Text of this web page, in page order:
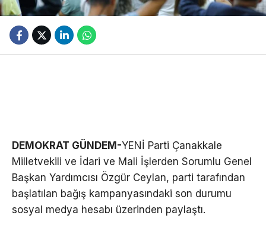
DEMOKRAT GÜNDEM-YENİ Parti Çanakkale
Milletvekili ve İdari ve Mali İşlerden Sorumlu Genel
Başkan Yardımcısı Özgür Ceylan, parti tarafından
başlatılan bağış kampanyasındaki son durumu
sosyal medya hesabı üzerinden paylaştı.